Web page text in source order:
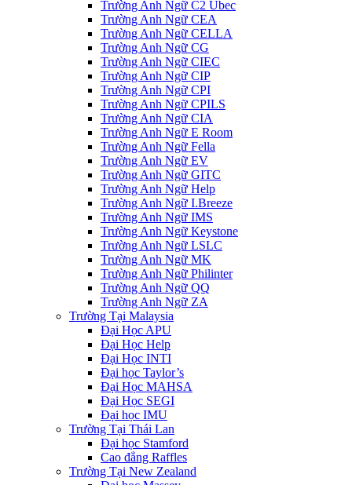
Trường Anh Ngữ C2 Ubec
Trường Anh Ngữ CEA
Trường Anh Ngữ CELLA
Trường Anh Ngữ CG
Trường Anh Ngữ CIEC
Trường Anh Ngữ CIP
Trường Anh Ngữ CPI
Trường Anh Ngữ CPILS
Trường Anh Ngữ CIA
Trường Anh Ngữ E Room
Trường Anh Ngữ Fella
Trường Anh Ngữ EV
Trường Anh Ngữ GITC
Trường Anh Ngữ Help
Trường Anh Ngữ I.Breeze
Trường Anh Ngữ IMS
Trường Anh Ngữ Keystone
Trường Anh Ngữ LSLC
Trường Anh Ngữ MK
Trường Anh Ngữ Philinter
Trường Anh Ngữ QQ
Trường Anh Ngữ ZA
Trường Tại Malaysia
Đại Học APU
Đại Học Help
Đại Học INTI
Đại học Taylor’s
Đại Học MAHSA
Đại Học SEGI
Đại học IMU
Trường Tại Thái Lan
Đại học Stamford
Cao đẳng Raffles
Trường Tại New Zealand